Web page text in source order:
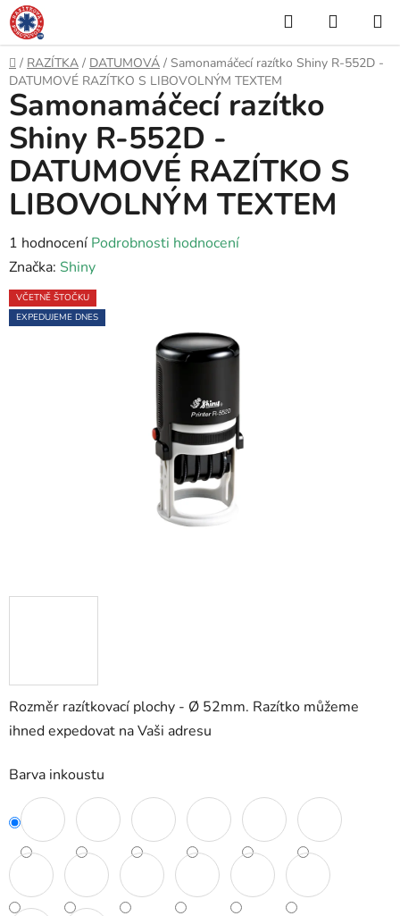
Přejít
na
obsah
Hledat
KOŠÍK
Domů
/ RAZÍTKA / DATUMOVÁ / Samonamáčecí razítko Shiny R-552D -
DATUMOVÉ RAZÍTKO S LIBOVOLNÝM TEXTEM
Rozměr razítkovací plochy - Ø 52mm. Razítko můžeme
ihned expedovat na Vaši adresu
Barva inkoustu
Samonamáčecí razítko
Shiny R-552D -
DATUMOVÉ RAZÍTKO S
LIBOVOLNÝM TEXTEM
Průměrné
hodnocení
produktu
je
1 hodnocení Podrobnosti hodnocení
Značka: Shiny
VČETNĚ ŠTOČKU
EXPEDUJEME DNES